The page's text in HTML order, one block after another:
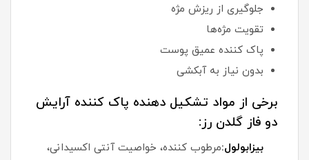
جلوگیری از ریزش مژه
تقویت مژه‌ها
پاک کننده عمیق پوست
بدون نیاز به آبکشی
برخی از مواد تشکیل دهنده پاک کننده آرایش
دو فاز گلدن رز:
بیزابولول:مرطوب کننده، خواصیت آنتی اکسیدانی،